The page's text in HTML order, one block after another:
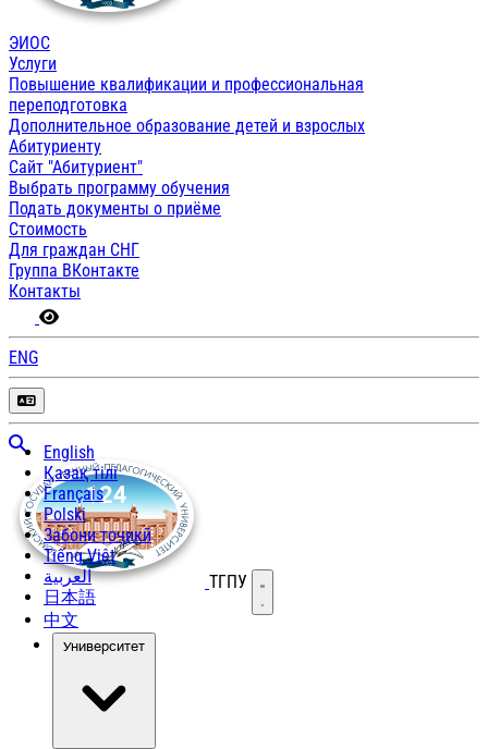
ЭИОС
Услуги
Повышение квалификации и профессиональная
переподготовка
Дополнительное образование детей и взрослых
Абитуриенту
Сайт "Абитуриент"
Выбрать программу обучения
Подать документы о приёме
Стоимость
Для граждан СНГ
Группа ВКонтакте
Контакты
ENG
English
Қазақ тілі
Français
Polski
Забони тоҷикӣ
Tiếng Việt
العربية
日本語
中文
ТГПУ Открыть меню
Университет